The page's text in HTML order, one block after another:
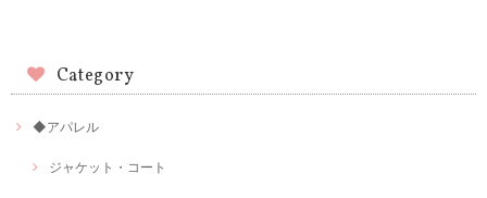
Category
◆アパレル
ジャケット・コート